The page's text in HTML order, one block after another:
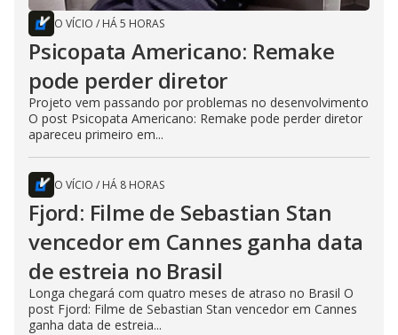
O VÍCIO / HÁ 5 HORAS
Psicopata Americano: Remake
pode perder diretor
Projeto vem passando por problemas no desenvolvimento
O post Psicopata Americano: Remake pode perder diretor
apareceu primeiro em...
O VÍCIO / HÁ 8 HORAS
Fjord: Filme de Sebastian Stan
vencedor em Cannes ganha data
de estreia no Brasil
Longa chegará com quatro meses de atraso no Brasil O
post Fjord: Filme de Sebastian Stan vencedor em Cannes
ganha data de estreia...